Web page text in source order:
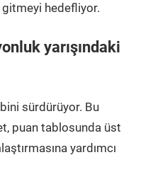
gitmeyi hedefliyor.
yarışındaki
sürdürüyor. Bu
puan tablosunda üst
yardımcı